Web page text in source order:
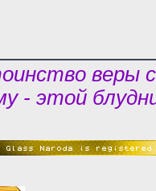
веры
- этой